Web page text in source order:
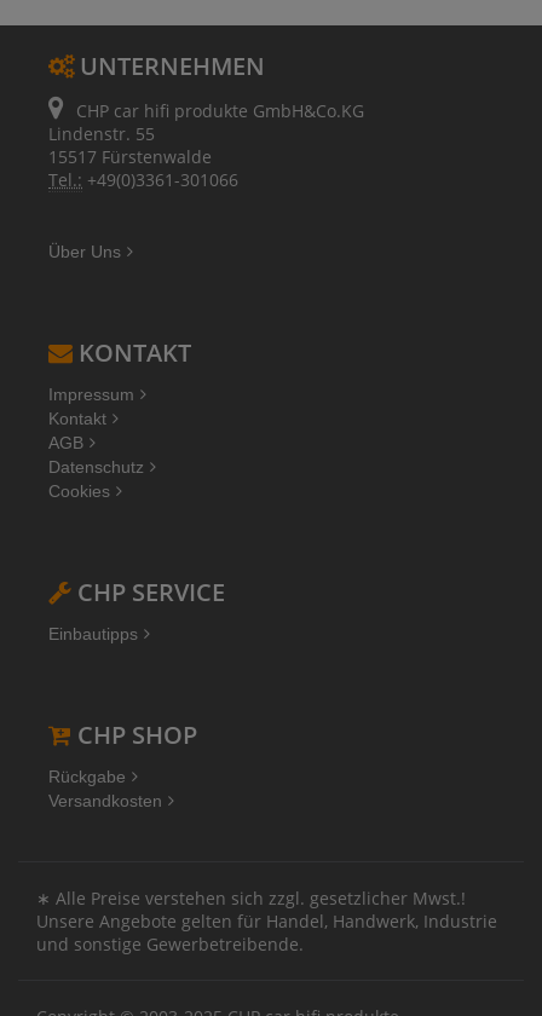
UNTERNEHMEN
CHP car hifi produkte GmbH&Co.KG
Lindenstr. 55
15517 Fürstenwalde
Tel.: +49(0)3361-301066
Über Uns
KONTAKT
Impressum
Kontakt
AGB
Datenschutz
Cookies
CHP SERVICE
Einbautipps
CHP SHOP
Rückgabe
Versandkosten
∗ Alle Preise verstehen sich zzgl. gesetzlicher Mwst.!
Unsere Angebote gelten für Handel, Handwerk, Industrie
und sonstige Gewerbetreibende.